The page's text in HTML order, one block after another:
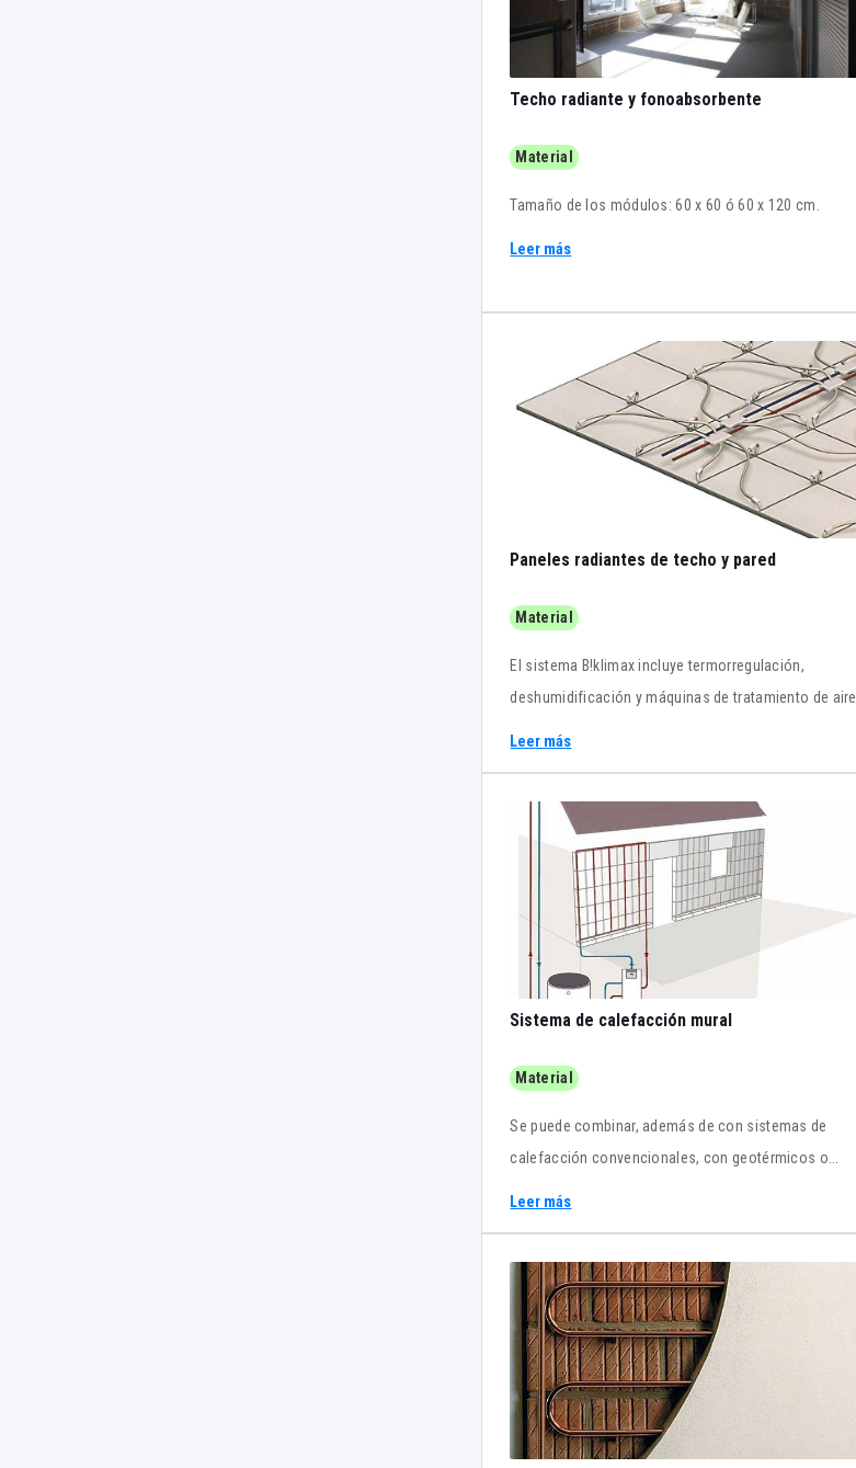
Techo radiante y fonoabsorbente
Material
Tamaño de los módulos: 60 x 60 ó 60 x 120 cm.
Leer más
Paneles radiantes de techo y pared
Material
El sistema B!klimax incluye termorregulación,
deshumidificación y máquinas de tratamiento de aire
Leer más
Sistema de calefacción mural
Material
Se puede combinar, además de con sistemas de
calefacción convencionales, con geotérmicos o
instalación.
Leer más